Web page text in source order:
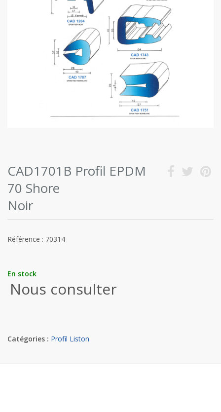
CAD1701B Profil EPDM
70 Shore
Noir
Référence : 70314
En stock
Nous consulter
Catégories : Profil Liston